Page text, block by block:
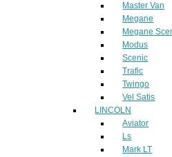
Master Van
Megane
Megane
Modus
Scenic
Trafic
Twingo
Vel Satis
LINCOLN
Aviator
Ls
Mark LT